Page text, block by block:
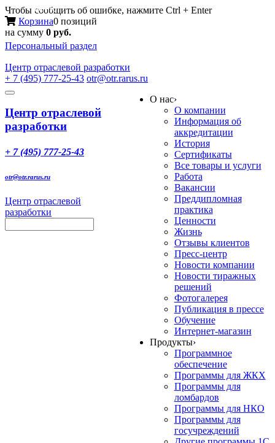
Чтобы сообщить об ошибке, нажмите Ctrl + Enter
Корзина0 позиций
на сумму 0 руб.
Персональный раздел
Центр отраслевой разработки
+ 7 (495) 777-25-43 otr@otr.rarus.ru
Toggle
Меню
Центр отраслевой
разработки
+ 7 (495) 777-25-43
otr@otr.rarus.ru
Центр отраслевой
разработки
О нас›
О компании
Информация об
аккредитации
История
Сертификаты
Все товары и услуги
Работа
Вакансии
Преддипломная
практика
Ценности
Жизнь
Отзывы клиентов
Пресс-центр
Новости компании
Новости тиражных
решений
Фотогалерея
Публикация в прессе
Обучение
Интернет-магазин
Продукты›
Программное
обеспечение
Программы для ЖКХ
Программы для
ломбардов
Программы для НКО
Программы для
госучреждений